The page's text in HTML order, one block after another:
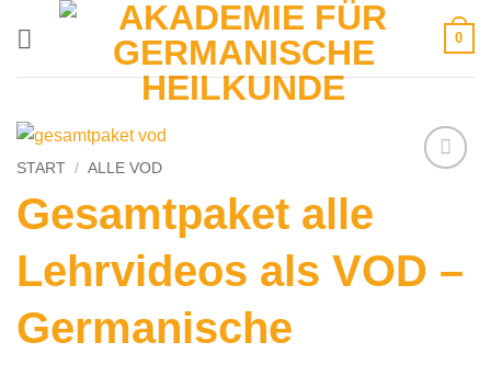
0
START / ALLE VOD
Gesamtpaket alle
Lehrvideos als VOD –
Germanische